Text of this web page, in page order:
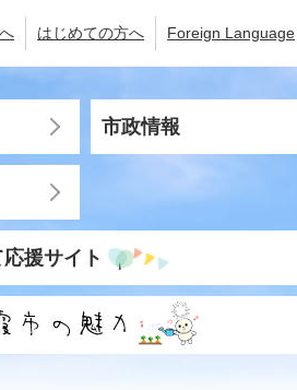
はじめての方へ Foreign Language
市政情報
援サイト